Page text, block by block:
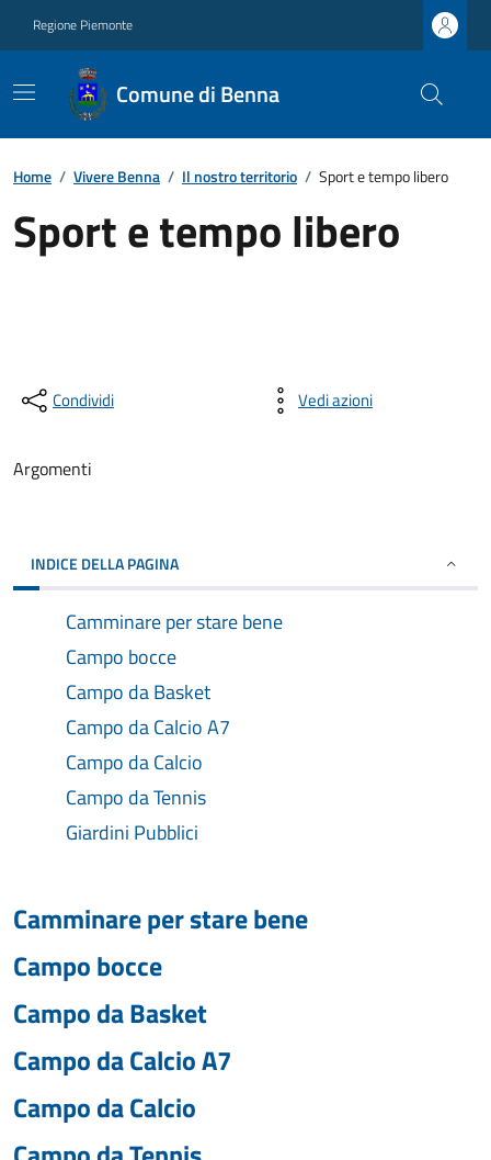
Regione Piemonte
Comune di Benna
Home / Vivere Benna / Il nostro territorio / Sport e tempo libero
Sport e tempo libero
Condividi Vedi azioni
Argomenti
INDICE DELLA PAGINA
Camminare per stare bene
Campo bocce
Campo da Basket
Campo da Calcio A7
Campo da Calcio
Campo da Tennis
Giardini Pubblici
Camminare per stare bene
Campo bocce
Campo da Basket
Campo da Calcio A7
Campo da Calcio